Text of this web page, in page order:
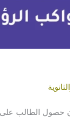
حصول الطالب على